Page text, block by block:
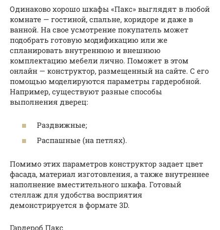
Одинаково хорошо шкафы «Пакс» выглядят в любой
комнате — гостиной, спальне, коридоре и даже в
ванной. На свое усмотрение покупатель может
подобрать готовую модификацию или же
спланировать внутреннюю и внешнюю
комплектацию мебели лично. Поможет в этом
онлайн — конструктор, размещенный на сайте. С его
помощью моделируются параметры гардеробной.
Например, существуют разные способы
выполнения дверец:
Раздвижные;
Распашные (на петлях).
Помимо этих параметров конструктор задает цвет
фасада, материал изготовления, а также внутреннее
наполнение вместительного шкафа. Готовый
стеллаж для удобства восприятия
демонстрируется в формате 3D.
Гардероб Пакс